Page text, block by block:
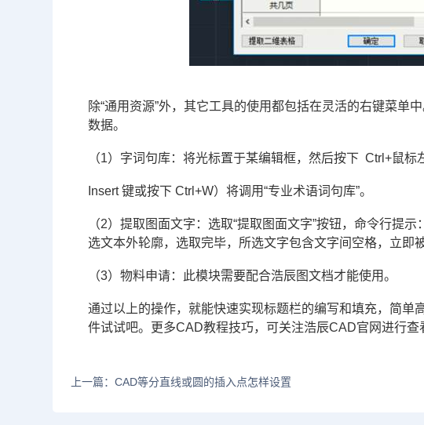
除“通用资源”外，其它工具的使用都包括在灵活的右键菜单
数据。
（1）字词句库：将光标置于某编辑框，然后按下 Ctrl+鼠标
Insert 键或按下 Ctrl+W）将调用“专业术语词句库”。
（2）提取图面文字：选取“提取图面文字”按钮，命令行提
选文本外轮廓，选取完毕，所选文字包含文字间空格，立即
（3）物料申请：此模块需要配合浩辰图文档才能使用。
通过以上的操作，就能快速实现标题栏的编写和填充，简单
件试试吧。更多CAD教程技巧，可关注浩辰CAD官网进行查
上一篇：CAD等分直线或圆的插入点怎样设置